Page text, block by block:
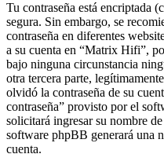
Tu contraseña está encriptada
segura. Sin embargo, se
contraseña en diferentes
a su cuenta en “Matrix Hifi”,
bajo ninguna circunstancia
otra tercera parte,
olvidó la contraseña de su
contraseña” provisto por el
solicitará ingresar su nombre
software phpBB generará una
cuenta.